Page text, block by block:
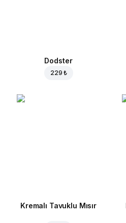
Dodster
229 ₺
Kremalı Tavuklu Mısır